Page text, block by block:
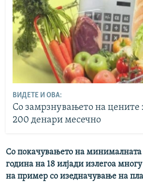
ВИДЕТЕ И ОВА:
Со замрзнувањето на цените
200 денари месечно
Со покачувањето на минималната
година на 18 илјади излегоа
на пример со изедначување на